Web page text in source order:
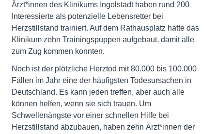
Ärzt*innen des Klinikums Ingolstadt haben rund 200
Interessierte als potenzielle Lebensretter bei
Herzstillstand trainiert. Auf dem Rathausplatz hatte das
Klinikum zehn Trainingspuppen aufgebaut, damit alle
zum Zug kommen konnten.
Noch ist der plötzliche Herztod mit 80.000 bis 100.000
Fällen im Jahr eine der häufigsten Todesursachen in
Deutschland. Es kann jeden treffen, aber auch alle
können helfen, wenn sie sich trauen. Um
Schwellenängste vor einer schnellen Hilfe bei
Herzstillstand abzubauen, haben zehn Ärzt*innen der